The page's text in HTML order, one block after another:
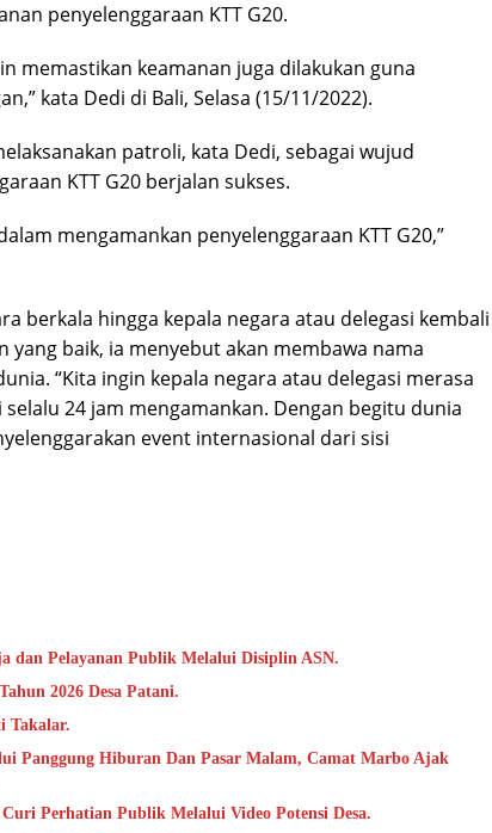
penyelenggaraan KTT G20.
memastikan keamanan juga dilakukan guna
kata Dedi di Bali, Selasa (15/11/2022).
patroli, kata Dedi, sebagai wujud
KTT G20 berjalan sukses.
mengamankan penyelenggaraan KTT G20,”
berkala hingga kepala negara atau delegasi kembali
yang baik, ia menyebut akan membawa nama
“Kita ingin kepala negara atau delegasi merasa
24 jam mengamankan. Dengan begitu dunia
event internasional dari sisi
dan Pelayanan Publik Melalui Disiplin ASN.
2026 Desa Patani.
Takalar.
Panggung Hiburan Dan Pasar Malam, Camat Marbo Ajak
Perhatian Publik Melalui Video Potensi Desa.